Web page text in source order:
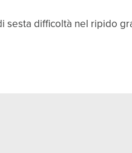
difficoltà nel ripido